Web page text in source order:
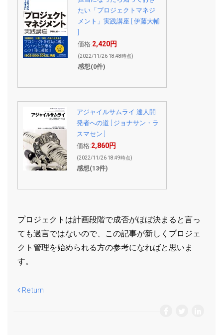
たい「プロジェクトマネジ
メント」実践講座 [ 伊藤大輔
価格:2,420円
(2022/11/26 18:48時点)
感想(0件)
アジャイルサムライ 達人開
発者への道 [ ジョナサン・ラ
スマセン ]
価格:2,860円
(2022/11/26 18:49時点)
感想(13件)
プロジェクトは計画段階で成否がほぼ決まると言っ
ても過言ではないので、この記事が新しくプロジェ
クト管理を始められる方の参考になればと思いま
す。
Return